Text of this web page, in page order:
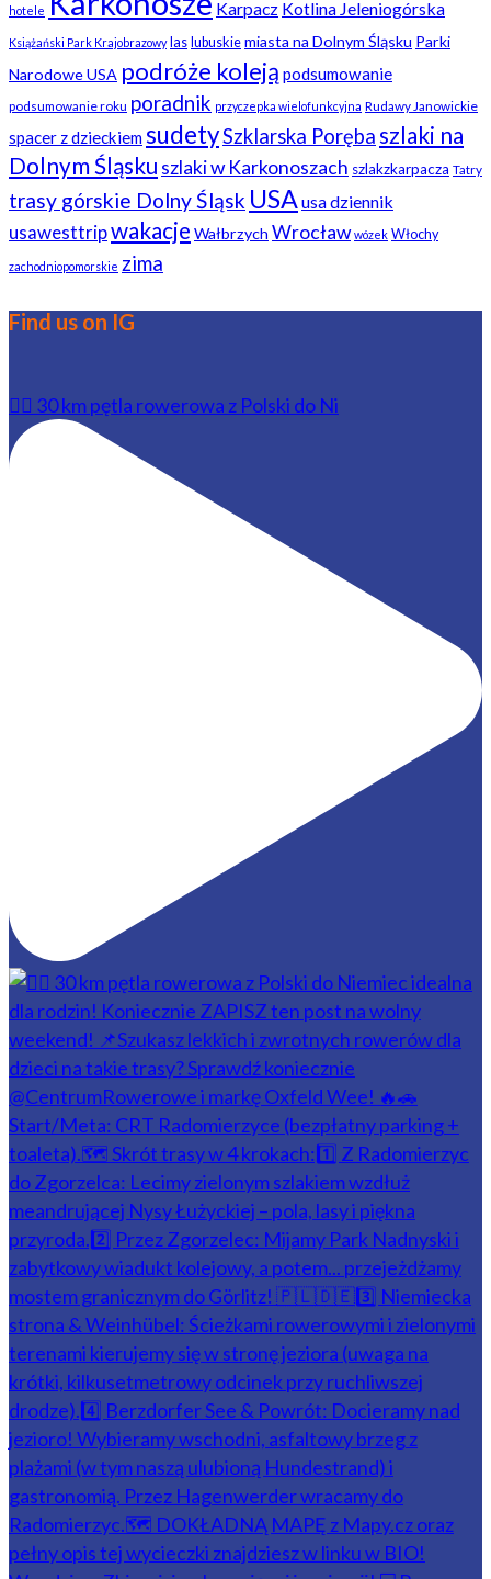
hotele Karpacz Kotlina Jeleniogórska
Książański Park Krajobrazowy las lubuskie miasta na Dolnym Śląsku Parki
Narodowe USA podróże koleją podsumowanie
podsumowanie roku poradnik przyczepka wielofunkcyjna Rudawy Janowickie
spacer z dzieckiemsudetySzklarska Porębaszlaki na
Dolnym Śląsku szlaki w Karkonoszach szlakzkarpacza Tatry
trasy górskie Dolny Śląsk USAusa dziennik
usawesttripwakacje Wałbrzych Wrocław wózek Włochy
zachodniopomorskie zima
Find us on IG
🚴‍♂️ 30 km pętla rowerowa z Polski do Ni